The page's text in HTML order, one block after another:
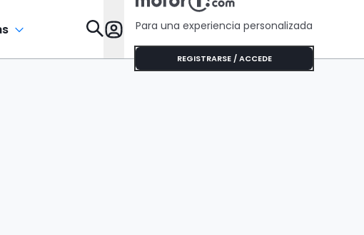
Para una experiencia personalizada
REGISTRARSE / ACCEDE